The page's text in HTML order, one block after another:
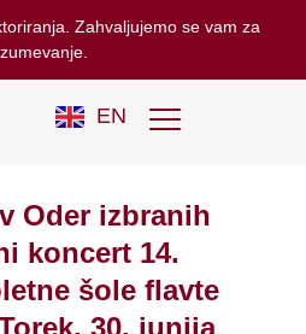
Zahvaljujemo se vam za
EN
Oder izbranih
koncert 14.
šole flavte